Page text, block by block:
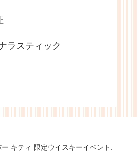
ラスティック
キティ 限定ウイスキーイベント.